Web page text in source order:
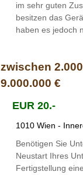
im sehr guten
besitzen das
haben es jedoch
zwischen
9.000.000 €
EUR 20.-
1010 Wien -
Benötigen Sie
Neustart Ihres
Fertigstellung